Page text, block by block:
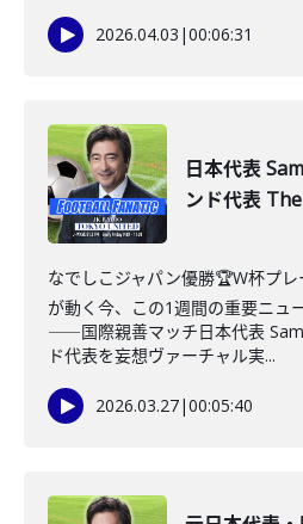
2026.04.03 |00:06:31
日本代表
ンド代表
なでしこジャパン優勝🏆W杯プ
が動く今、この1週間の重要ニュ
――国際親善マッチ日本代表
ド代表を妄想ヴァーチャル実...
2026.03.27|00:05:40